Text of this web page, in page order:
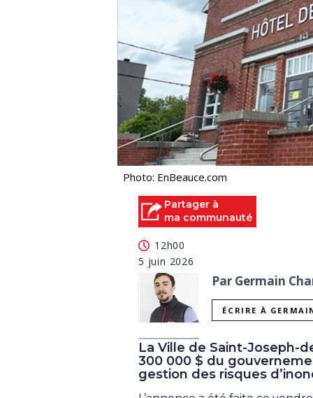
Photo: EnBeauce.com
Partager à
ma communauté
12h00
5 juin 2026
Par Germain
ÉCRIRE À
La Ville de Saint-Joseph-
300 000 $ du
gestion des risques